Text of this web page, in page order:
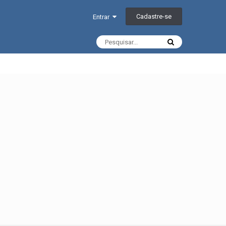
Entrar Cadastre-se